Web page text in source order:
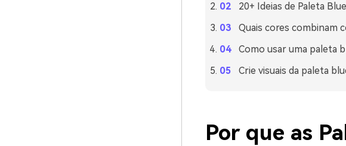
20+ Ideias de Paleta
Quais cores combinam
Como usar uma paleta
Crie visuais da paleta
Por que as